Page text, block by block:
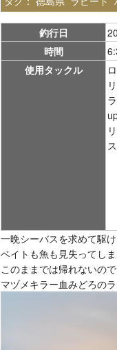
釣行日
時間
使用タックル
一晩シーバスを求めて駆
ベイトも魚も見失ってしま
このままでは帰れないの
マヅメキラー血みどろの